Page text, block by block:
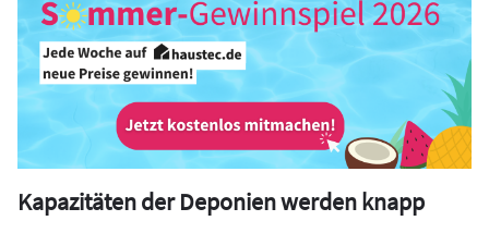
Kapazitäten der Deponien werden knapp